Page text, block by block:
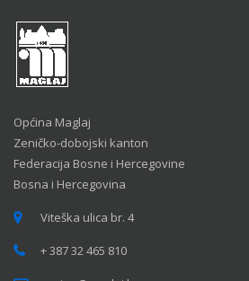
Općina Maglaj
Zeničko-dobojski kanton
Federacija Bosne i Hercegovine
Bosna i Hercegovina
Viteška ulica br. 4
+ 387 32 465 810